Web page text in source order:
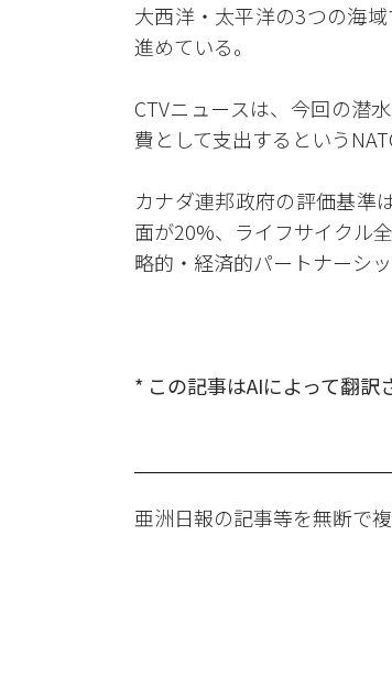
大西洋・太平洋の3つの海
進めている。
CTVニュースは、今回の潜
費として支出するという
カナダ連邦政府の評価基準
面が20%、ライフサイクル
略的・経済的パートナーシ
* この記事はAIによって翻訳
亜洲日報の記事等を無断で